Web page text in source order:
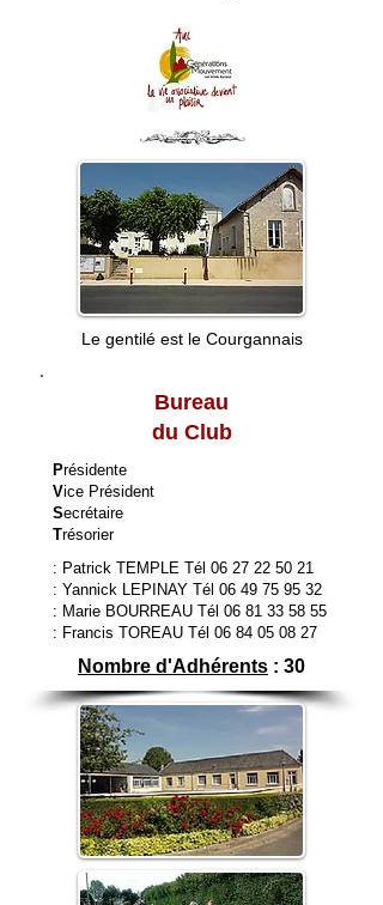
Le gentilé est le Courgannais
Bureau
du Club
Présidente
Vice Président
Secrétaire
Trésorier
: Patrick TEMPLE Tél 06 27 22 50 21
: Yannick LEPINAY Tél 06 49 75 95 32
: Marie BOURREAU Tél 06 81 33 58 55
: Francis TOREAU Tél 06 84 05 08 27
Nombre d'Adhérents : 30